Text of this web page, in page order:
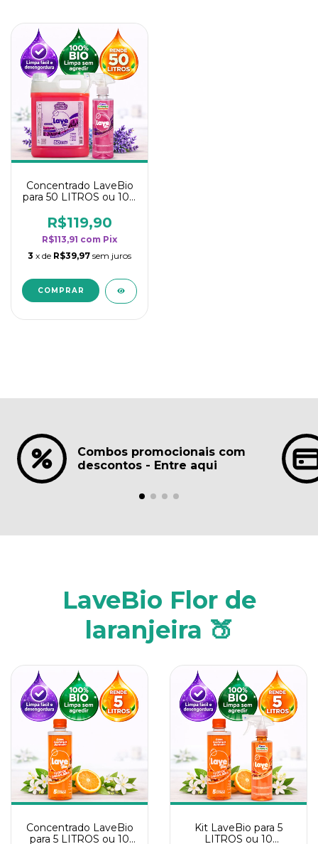
Concentrado LaveBio
para 50 LITROS ou 100
rendimento da
categoria - Lavanda
R$119,90
R$113,91 com Pix
3 x de R$39,97 sem juros
Combos promocionais com
descontos - Entre aqui
LaveBio Flor de
laranjeira 🍑
Concentrado LaveBio
para 5 LITROS ou 10
Kit LaveBio para 5
LITROS ou 10